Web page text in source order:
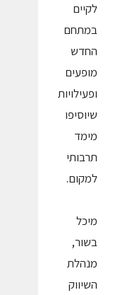
לקיים
במתחם
החדש
מופעים
ופעילויות
שיוסיפו
מימד
תרבותי
למקום.
מיכל
בשור,
מנהלת
השיווק